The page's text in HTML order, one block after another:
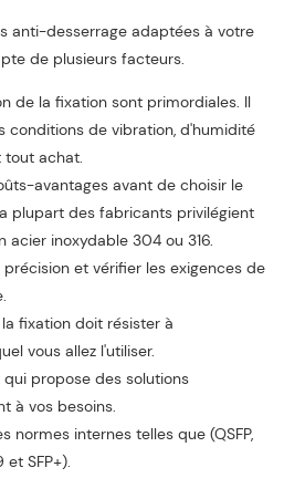
anti-desserrage adaptées à votre
de plusieurs facteurs.
de la fixation sont primordiales. Il
conditions de vibration, d'humidité
achat.
avantages avant de choisir le
plupart des fabricants privilégient
acier inoxydable 304 ou 316.
précision et vérifier les exigences de
fixation doit résister à
vous allez l'utiliser.
propose des solutions
à vos besoins.
normes internes telles que (QSFP,
et SFP+).